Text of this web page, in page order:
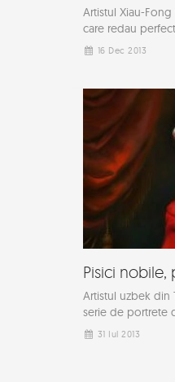
Artistul Xiau-
care redau
16 Dec 2013
Pisici nobile,
Artistul uzbek din
serie de portrete
31 Iul 2013